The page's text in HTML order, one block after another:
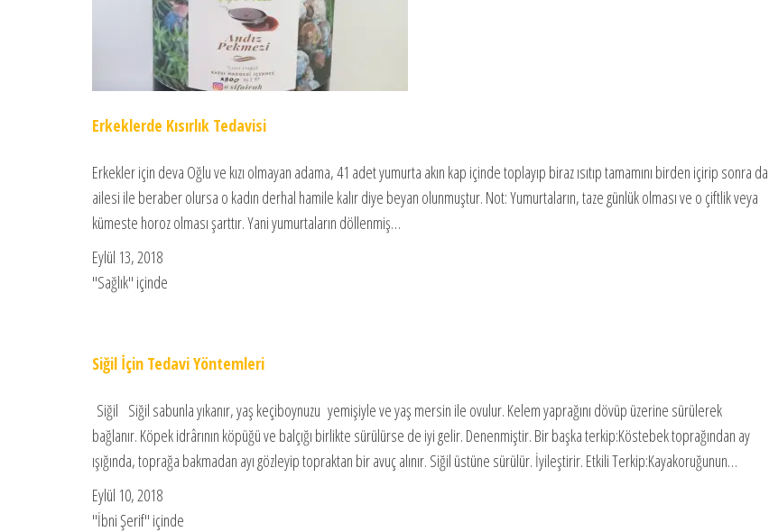
Erkeklerde Kısırlık Tedavisi
Erkekler için deva Oğlu ve kızı olmayan adama, 41 adet yumurta akın kap içinde toplayıp biraz ısıtıp tamamını birden içirip sonra da
ailesi ile beraber olursa o kadın derhal hamile kalır diye beyan olunmuştur. Not: Yumurtaların, taze günlük olması ve o çiftlik veya
kümeste horoz olması şarttır. Yani yumurtaların döllenmiş…
Eylül 13, 2018
"Sağlık" içinde
Siğil İçin Tedavi Yöntemleri
Siğil Siğil sabunla yıkanır, yaş keçiboynuzu yemişiyle ve yaş mersin ile ovulur. Kelem yaprağını dövüp üzerine sürülerek
bağlanır. Köpek idrârının köpüğü ve balçığı birlikte sürülürse de iyi gelir. Denenmiştir. Bir başka terkip:Köstebek toprağından ay
ışığında, toprağa bakmadan ayı gözleyip topraktan bir avuç alınır. Siğil üstüne sürülür. İyileştirir. Etkili Terkip:Kayakoruğunun…
Eylül 10, 2018
"İbni Şerif" içinde